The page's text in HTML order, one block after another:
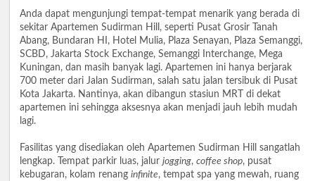
Anda dapat mengunjungi tempat-tempat menarik yang berada di
sekitar Apartemen Sudirman Hill, seperti Pusat Grosir Tanah
Abang, Bundaran HI, Hotel Mulia, Plaza Senayan, Plaza Semanggi,
SCBD, Jakarta Stock Exchange, Semanggi Interchange, Mega
Kuningan, dan masih banyak lagi. Apartemen ini hanya berjarak
700 meter dari Jalan Sudirman, salah satu jalan tersibuk di Pusat
Kota Jakarta. Nantinya, akan dibangun stasiun MRT di dekat
apartemen ini sehingga aksesnya akan menjadi jauh lebih mudah
lagi.
Fasilitas yang disediakan oleh Apartemen Sudirman Hill sangatlah
lengkap. Tempat parkir luas, jalur jogging, coffee shop, pusat
kebugaran, kolam renang infinite, tempat spa yang mewah, ruang